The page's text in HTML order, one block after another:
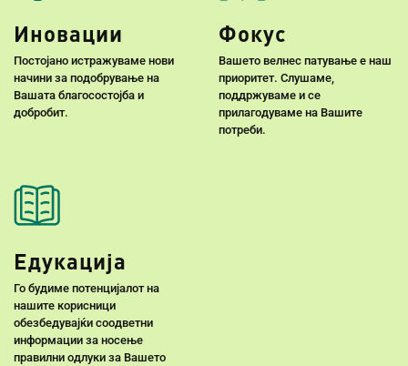
Иновации
Постојано истражуваме нови
начини за подобрување на
Вашата благосостојба и
добробит.
Фокус
Вашето велнес патување е наш
приоритет. Слушаме,
поддржуваме и се
прилагодуваме на Вашите
потреби.
Едукација
Го будиме потенцијалот на
нашите корисници
обезбедувајќи соодветни
информации за носење
правилни одлуки за Вашето